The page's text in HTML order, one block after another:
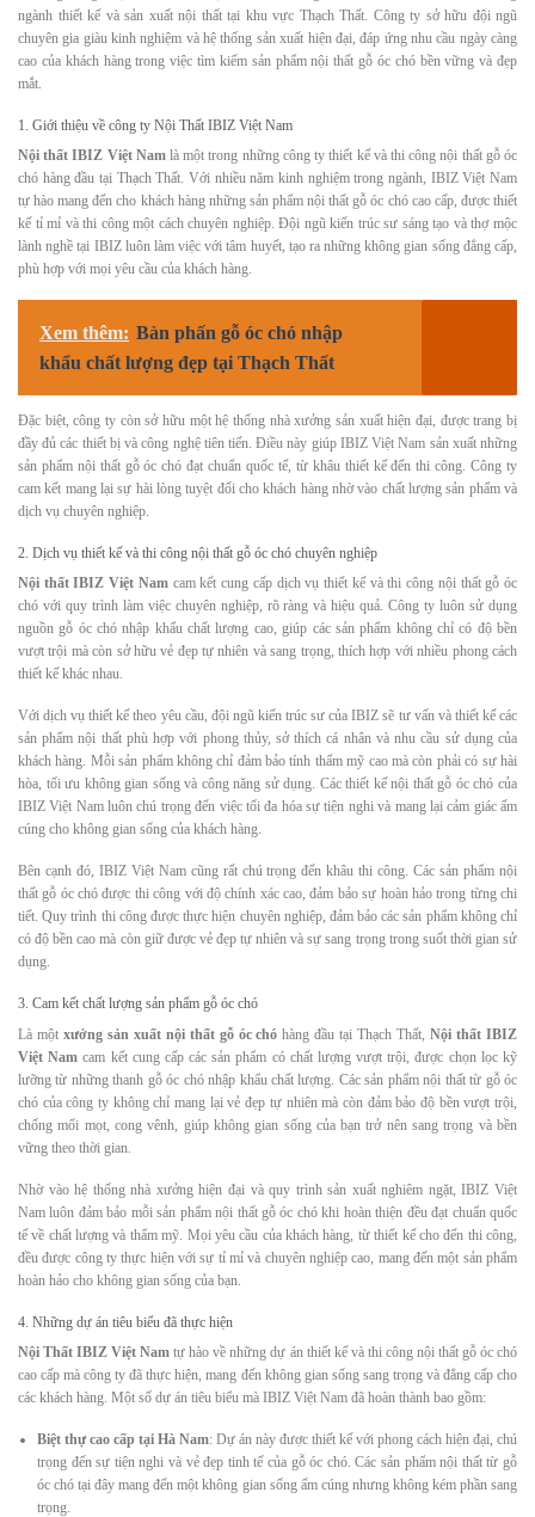
ngành thiết kế và sản xuất nội thất tại khu vực Thạch Thất. Công ty sở hữu đội ngũ
chuyên gia giàu kinh nghiệm và hệ thống sản xuất hiện đại, đáp ứng nhu cầu ngày càng
cao của khách hàng trong việc tìm kiếm sản phẩm nội thất gỗ óc chó bền vững và đẹp
mắt.
1. Giới thiệu về công ty Nội Thất IBIZ Việt Nam
Nội thất IBIZ Việt Namlà một trong những công ty thiết kế và thi công nội thất gỗ óc
chó hàng đầu tại Thạch Thất. Với nhiều năm kinh nghiệm trong ngành, IBIZ Việt Nam
tự hào mang đến cho khách hàng những sản phẩm nội thất gỗ óc chó cao cấp, được thiết
kế tỉ mỉ và thi công một cách chuyên nghiệp. Đội ngũ kiến trúc sư sáng tạo và thợ mộc
lành nghề tại IBIZ luôn làm việc với tâm huyết, tạo ra những không gian sống đẳng cấp,
phù hợp với mọi yêu cầu của khách hàng.
Xem thêm: Bàn phấn gỗ óc chó nhập
khẩu chất lượng đẹp tại Thạch Thất
Đặc biệt, công ty còn sở hữu một hệ thống nhà xưởng sản xuất hiện đại, được trang bị
đầy đủ các thiết bị và công nghệ tiên tiến. Điều này giúp IBIZ Việt Nam sản xuất những
sản phẩm nội thất gỗ óc chó đạt chuẩn quốc tế, từ khâu thiết kế đến thi công. Công ty
cam kết mang lại sự hài lòng tuyệt đối cho khách hàng nhờ vào chất lượng sản phẩm và
dịch vụ chuyên nghiệp.
2. Dịch vụ thiết kế và thi công nội thất gỗ óc chó chuyên nghiệp
Nội thất IBIZ Việt Namcam kết cung cấp dịch vụ thiết kế và thi công nội thất gỗ óc
chó với quy trình làm việc chuyên nghiệp, rõ ràng và hiệu quả. Công ty luôn sử dụng
nguồn gỗ óc chó nhập khẩu chất lượng cao, giúp các sản phẩm không chỉ có độ bền
vượt trội mà còn sở hữu vẻ đẹp tự nhiên và sang trọng, thích hợp với nhiều phong cách
thiết kế khác nhau.
Với dịch vụ thiết kế theo yêu cầu, đội ngũ kiến trúc sư của IBIZ sẽ tư vấn và thiết kế các
sản phẩm nội thất phù hợp với phong thủy, sở thích cá nhân và nhu cầu sử dụng của
khách hàng. Mỗi sản phẩm không chỉ đảm bảo tính thẩm mỹ cao mà còn phải có sự hài
hòa, tối ưu không gian sống và công năng sử dụng. Các thiết kế nội thất gỗ óc chó của
IBIZ Việt Nam luôn chú trọng đến việc tối đa hóa sự tiện nghi và mang lại cảm giác ấm
cúng cho không gian sống của khách hàng.
Bên cạnh đó, IBIZ Việt Nam cũng rất chú trọng đến khâu thi công. Các sản phẩm nội
thất gỗ óc chó được thi công với độ chính xác cao, đảm bảo sự hoàn hảo trong từng chi
tiết. Quy trình thi công được thực hiện chuyên nghiệp, đảm bảo các sản phẩm không chỉ
có độ bền cao mà còn giữ được vẻ đẹp tự nhiên và sự sang trọng trong suốt thời gian sử
dụng.
3. Cam kết chất lượng sản phẩm gỗ óc chó
Là một xưởng sản xuất nội thất gỗ óc chó hàng đầu tại Thạch Thất,Nội thất IBIZ
Việt Nam cam kết cung cấp các sản phẩm có chất lượng vượt trội, được chọn lọc kỹ
lưỡng từ những thanh gỗ óc chó nhập khẩu chất lượng. Các sản phẩm nội thất từ gỗ óc
chó của công ty không chỉ mang lại vẻ đẹp tự nhiên mà còn đảm bảo độ bền vượt trội,
chống mối mọt, cong vênh, giúp không gian sống của bạn trở nên sang trọng và bền
vững theo thời gian.
Nhờ vào hệ thống nhà xưởng hiện đại và quy trình sản xuất nghiêm ngặt, IBIZ Việt
Nam luôn đảm bảo mỗi sản phẩm nội thất gỗ óc chó khi hoàn thiện đều đạt chuẩn quốc
tế về chất lượng và thẩm mỹ. Mọi yêu cầu của khách hàng, từ thiết kế cho đến thi công,
đều được công ty thực hiện với sự tỉ mỉ và chuyên nghiệp cao, mang đến một sản phẩm
hoàn hảo cho không gian sống của bạn.
4. Những dự án tiêu biểu đã thực hiện
Nội Thất IBIZ Việt Nam tự hào về những dự án thiết kế và thi công nội thất gỗ óc chó
cao cấp mà công ty đã thực hiện, mang đến không gian sống sang trọng và đẳng cấp cho
các khách hàng. Một số dự án tiêu biểu mà IBIZ Việt Nam đã hoàn thành bao gồm:
Biệt thự cao cấp tại Hà Nam: Dự án này được thiết kế với phong cách hiện đại, chú
trọng đến sự tiện nghi và vẻ đẹp tinh tế của gỗ óc chó. Các sản phẩm nội thất từ gỗ
óc chó tại đây mang đến một không gian sống ấm cúng nhưng không kém phần sang
trọng.